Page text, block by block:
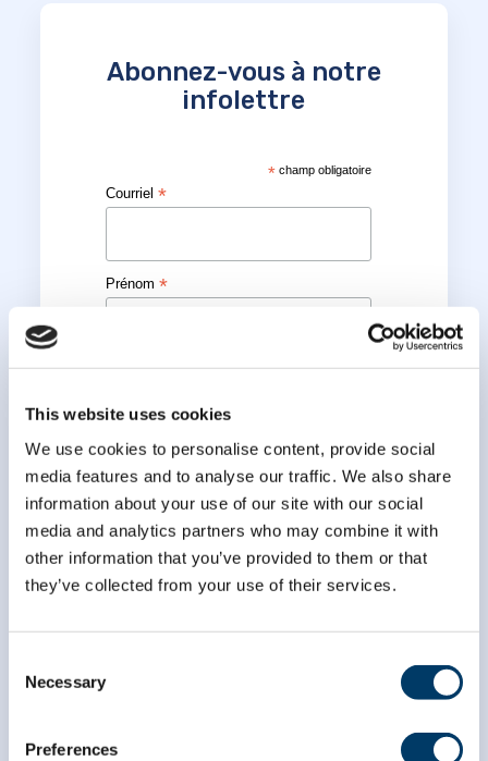
This website uses cookies
We use cookies to personalise content, provide social
media features and to analyse our traffic. We also share
information about your use of our site with our social
media and analytics partners who may combine it with
other information that you’ve provided to them or that
they’ve collected from your use of their services.
Selection
Necessary
Preferences
Abonnez-vous à notre
infolettre
*champ obligatoire
Courriel*
Prénom*